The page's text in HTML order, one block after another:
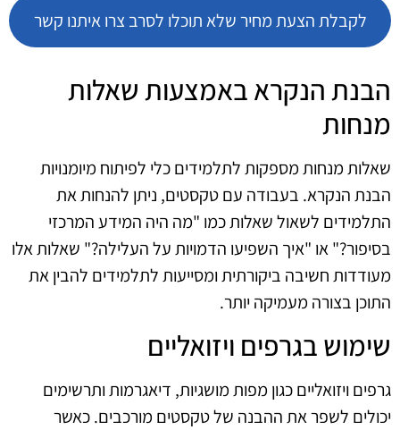
לקבלת הצעת מחיר שלא תוכלו לסרב צרו איתנו קשר
הבנת הנקרא באמצעות שאלות
מנחות
שאלות מנחות מספקות לתלמידים כלי לפיתוח מיומנויות
הבנת הנקרא. בעבודה עם טקסטים, ניתן להנחות את
התלמידים לשאול שאלות כמו "מה היה המידע המרכזי
בסיפור?" או "איך השפיעו הדמויות על העלילה?" שאלות אלו
מעודדות חשיבה ביקורתית ומסייעות לתלמידים להבין את
התוכן בצורה מעמיקה יותר.
שימוש בגרפים ויזואליים
גרפים ויזואליים כגון מפות מושגיות, דיאגרמות ותרשימים
יכולים לשפר את ההבנה של טקסטים מורכבים. כאשר